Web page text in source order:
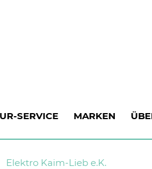
SERVICE MARKEN
Elektro Kaim-Lieb e.K.